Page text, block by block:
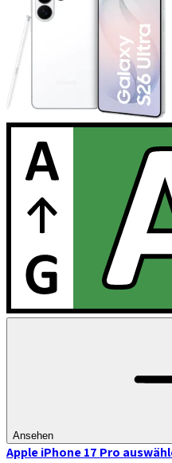
Ansehen
Apple iPhone 17 Pro